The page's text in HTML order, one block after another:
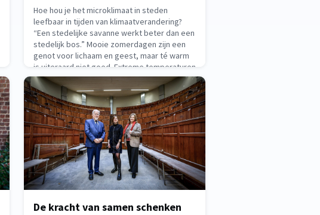
Hoe hou je het microklimaat in steden
leefbaar in tijden van klimaatverandering?
“Een stedelijke savanne werkt beter dan een
stedelijk bos.” Mooie zomerdagen zijn een
genot voor lichaam en geest, maar té warm
is uiteraard niet goed. Extreme temperaturen
kunnen leiden tot hittestress, een toestand
waarin
May 12, 2026
De kracht van samen schenken